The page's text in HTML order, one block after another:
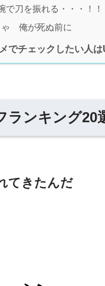
刀を振れる・・・！！
ゃ 俺が死ぬ前に
でチェックしたい人
ランキング20
てきたんだ